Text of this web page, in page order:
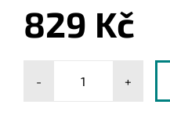
829 Kč
- +